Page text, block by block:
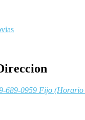
689-0959 Fijo (Horario